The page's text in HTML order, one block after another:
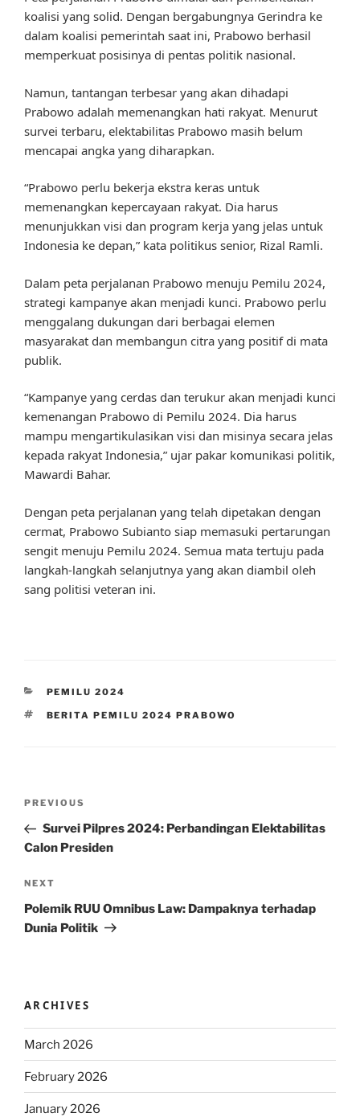
koalisi yang solid. Dengan bergabungnya Gerindra ke
dalam koalisi pemerintah saat ini, Prabowo berhasil
memperkuat posisinya di pentas politik nasional.
Namun, tantangan terbesar yang akan dihadapi
Prabowo adalah memenangkan hati rakyat. Menurut
survei terbaru, elektabilitas Prabowo masih belum
mencapai angka yang diharapkan.
“Prabowo perlu bekerja ekstra keras untuk
memenangkan kepercayaan rakyat. Dia harus
menunjukkan visi dan program kerja yang jelas untuk
Indonesia ke depan,” kata politikus senior, Rizal Ramli.
Dalam peta perjalanan Prabowo menuju Pemilu 2024,
strategi kampanye akan menjadi kunci. Prabowo perlu
menggalang dukungan dari berbagai elemen
masyarakat dan membangun citra yang positif di mata
publik.
“Kampanye yang cerdas dan terukur akan menjadi kunci
kemenangan Prabowo di Pemilu 2024. Dia harus
mampu mengartikulasikan visi dan misinya secara jelas
kepada rakyat Indonesia,” ujar pakar komunikasi politik,
Mawardi Bahar.
Dengan peta perjalanan yang telah dipetakan dengan
cermat, Prabowo Subianto siap memasuki pertarungan
sengit menuju Pemilu 2024. Semua mata tertuju pada
langkah-langkah selanjutnya yang akan diambil oleh
sang politisi veteran ini.
CATEGORIES
PEMILU 2024
TAGS
BERITA PEMILU 2024 PRABOWO
Previous
Post
PREVIOUS
Survei Pilpres 2024: Perbandingan Elektabilitas
Calon Presiden
Next
Post
NEXT
Polemik RUU Omnibus Law: Dampaknya terhadap
Dunia Politik
ARCHIVES
March 2026
February 2026
January 2026